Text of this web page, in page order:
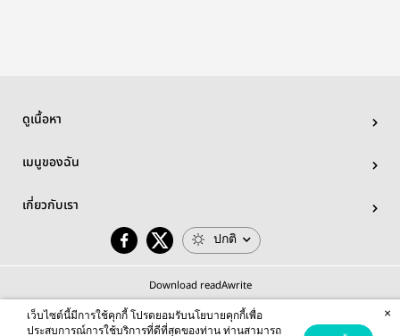
ดูเนื้อหา
เมนูของฉัน
เกี่ยวกับเรา
ปกติ
Download readAwrite
เว็บไซต์นี้มีการใช้คุกกี้ โปรดยอมรับนโยบายคุกกี้เพื่อ
ประสบการณ์การใช้บริการที่ดีที่สุดของท่าน ท่านสามารถ
×